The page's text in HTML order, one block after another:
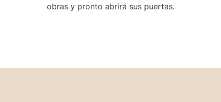
obras y pronto abrirá sus puertas.